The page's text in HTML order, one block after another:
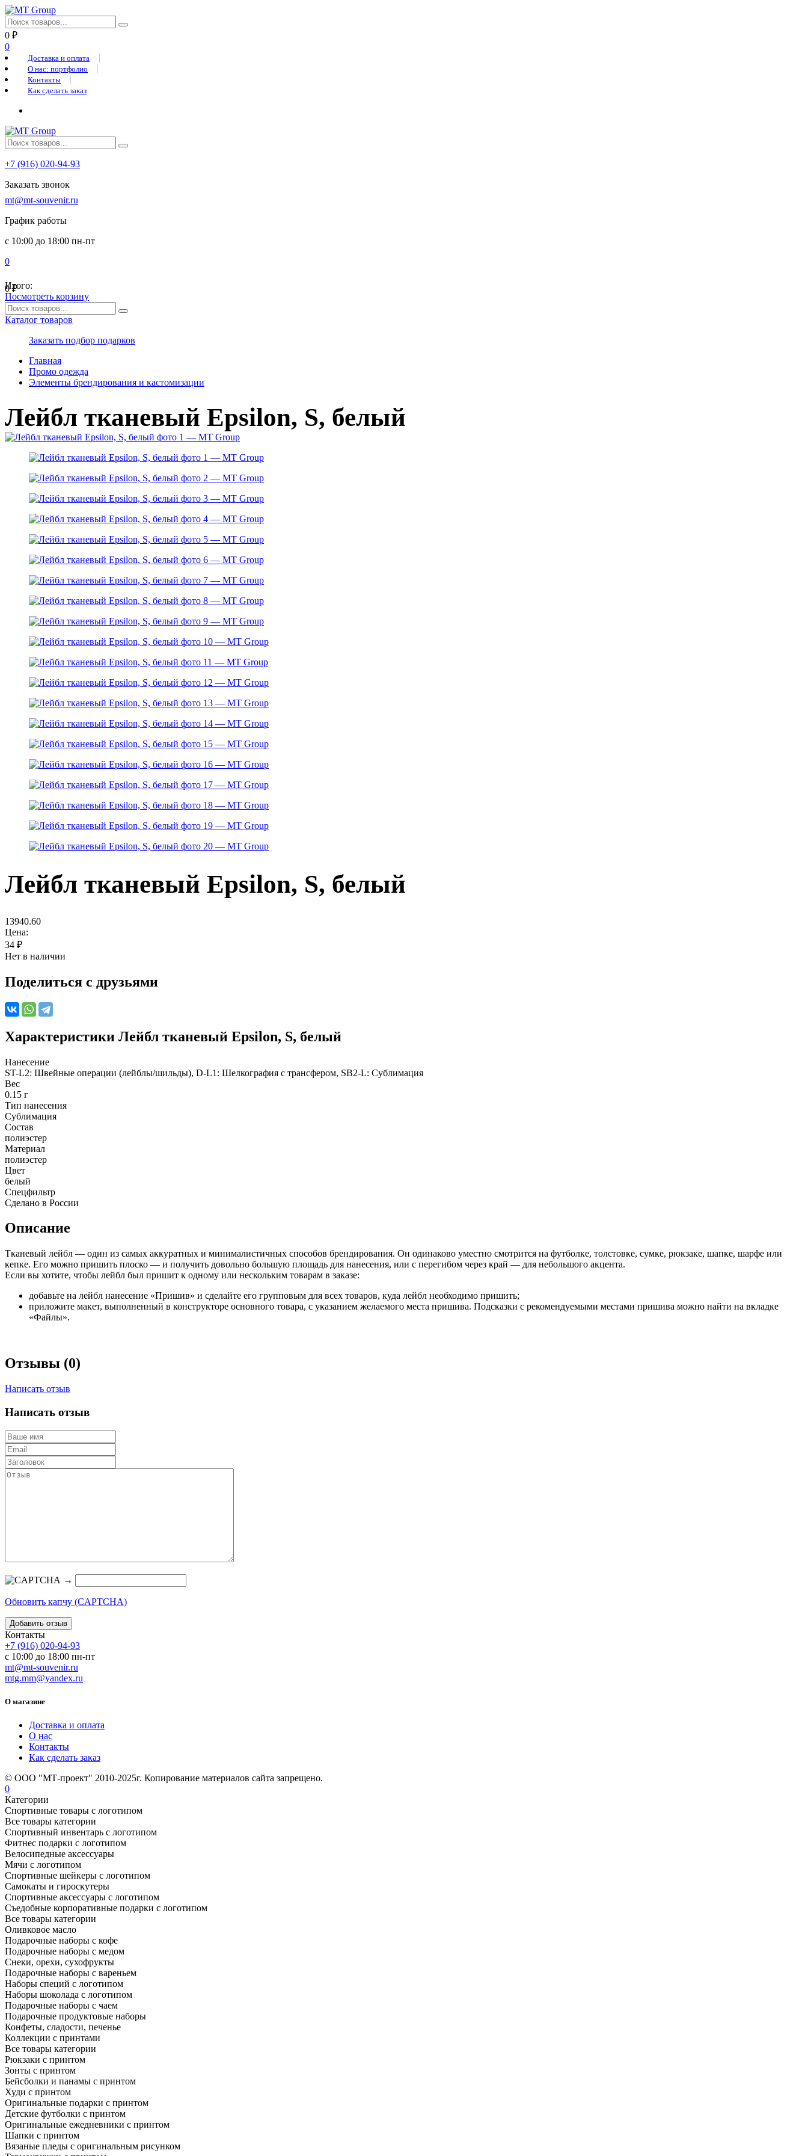
0 ₽
0
Доставка и оплата
О нас: портфолио
Контакты
Как сделать заказ
+7 (916) 020-94-93
Заказать звонок
mt@mt-souvenir.ru
График работы
с 10:00 до 18:00 пн-пт
0
0₽
Итого:
Посмотреть корзину
Каталог товаров
Заказать подбор подарков
Главная
Промо одежда
Элементы брендирования и кастомизации
Лейбл тканевый Epsilon, S, белый
Лейбл тканевый Epsilon, S, белый
13940.60
Цена:
34 ₽
Нет в наличии
Поделиться с друзьями
Характеристики Лейбл тканевый Epsilon, S, белый
Нанесение
ST-L2: Швейные операции (лейблы/шильды), D-L1: Шелкография с трансфером, SB2-L: Сублимация
Вес
0.15 г
Тип нанесения
Сублимация
Состав
полиэстер
Материал
полиэстер
Цвет
белый
Спецфильтр
Сделано в России
Описание
Тканевый лейбл — один из самых аккуратных и минималистичных способов брендирования. Он одинаково уместно смотрится на футболке, толстовке, сумке, рюкзаке, шапке, шарфе или
кепке. Его можно пришить плоско — и получить довольно большую площадь для нанесения, или с перегибом через край — для небольшого акцента.
Если вы хотите, чтобы лейбл был пришит к одному или нескольким товарам в заказе:
добавьте на лейбл нанесение «Пришив» и сделайте его групповым для всех товаров, куда лейбл необходимо пришить;
приложите макет, выполненный в конструкторе основного товара, с указанием желаемого места пришива. Подсказки с рекомендуемыми местами пришива можно найти на вкладке
«Файлы».
Отзывы (0)
Написать отзыв
Написать отзыв
→
Обновить капчу (CAPTCHA)
Контакты
+7 (916) 020-94-93
с 10:00 до 18:00 пн-пт
mt@mt-souvenir.ru
mtg.mm@yandex.ru
О магазине
Доставка и оплата
О нас
Контакты
Как сделать заказ
© ООО "МТ-проект" 2010-2025г. Копирование материалов сайта запрещено.
0
Категории
Спортивные товары с логотипом
Все товары категории
Спортивный инвентарь с логотипом
Фитнес подарки с логотипом
Велосипедные аксессуары
Мячи с логотипом
Спортивные шейкеры с логотипом
Самокаты и гироскутеры
Спортивные аксессуары с логотипом
Съедобные корпоративные подарки с логотипом
Все товары категории
Оливковое масло
Подарочные наборы с кофе
Подарочные наборы с медом
Снеки, орехи, сухофрукты
Подарочные наборы с вареньем
Наборы специй с логотипом
Наборы шоколада с логотипом
Подарочные наборы с чаем
Подарочные продуктовые наборы
Конфеты, сладости, печенье
Коллекции с принтами
Все товары категории
Рюкзаки с принтом
Зонты с принтом
Бейсболки и панамы с принтом
Худи с принтом
Оригинальные подарки с принтом
Детские футболки с принтом
Оригинальные ежедневники с принтом
Шапки с принтом
Вязаные пледы с оригинальным рисунком